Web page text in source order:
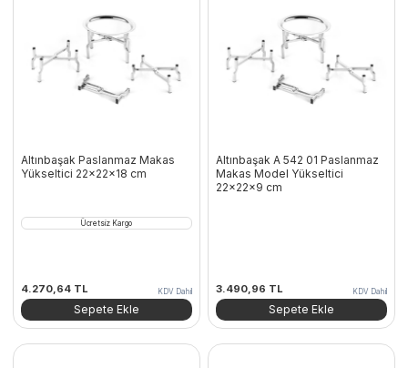
Altınbaşak Paslanmaz Makas
Yükseltici 22x22x18 cm
Ücretsiz Kargo
4.270,64 TL KDV Dahil
Sepete Ekle
Altınbaşak A 542 01 Paslanmaz
Makas Model Yükseltici
22x22x9 cm
3.490,96 TL KDV Dahil
Sepete Ekle